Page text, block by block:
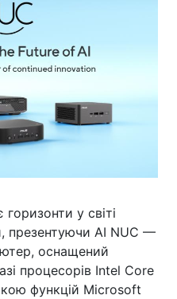
у світі
презентуючи AI NUC —
оснащений
процесорів Intel Core
функцій Microsoft